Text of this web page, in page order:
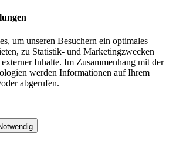
um unseren Besuchern ein optimales
zu Statistik- und Marketingzwecken
Inhalte. Im Zusammenhang mit der
werden Informationen auf Ihrem
abgerufen.